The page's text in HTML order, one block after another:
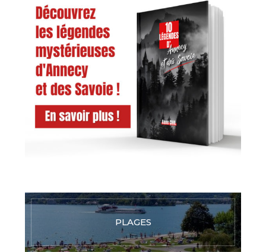
PLAGES